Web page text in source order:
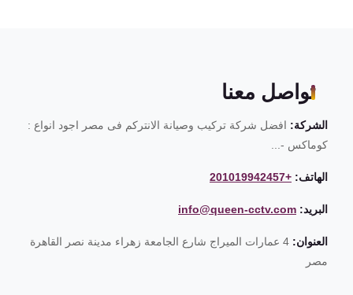
تواصل معنا
الشركة:افضل شركة تركيب وصيانة الانتركم فى مصر اجود انواع :
كوماكس -...
الهاتف: +201019942457
البريد: info@queen-cctv.com
العنوان:
4 عمارات الميراج شارع الجامعة زهراء مدينة نصر القاهرة
مصر